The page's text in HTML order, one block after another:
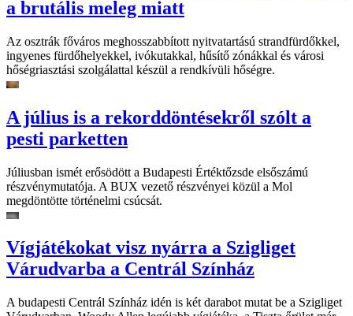
a brutális meleg miatt
Az osztrák főváros meghosszabbított nyitvatartású strandfürdőkkel,
ingyenes fürdőhelyekkel, ivókutakkal, hűsítő zónákkal és városi
hőségriasztási szolgálattal készül a rendkívüli hőségre.
A július is a rekorddöntésekről szólt a
pesti parketten
Júliusban ismét erősödött a Budapesti Értéktőzsde elsőszámú
részvénymutatója. A BUX vezető részvényei közül a Mol
megdöntötte történelmi csúcsát.
Vígjátékokat visz nyárra a Szigliget
Várudvarba a Centrál Színház
A budapesti Centrál Színház idén is két darabot mutat be a Szigliget